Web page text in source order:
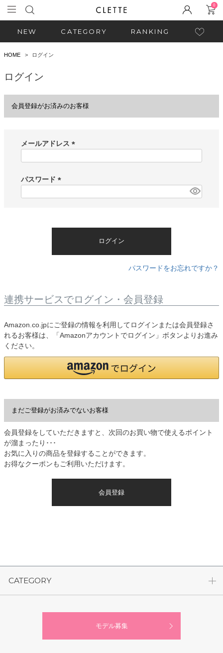
0
NEW CATEGORY RANKING
HOME ログイン
ログイン
会員登録がお済みのお客様
メールアドレス
)
パスワード
ログイン
パスワードをお忘れですか？
連携サービスでログイン・会員登録
Amazon.co.jpにご登録の情報を利用してログインまたは会員登録さ
れるお客様は、「Amazonアカウントでログイン」ボタンよりお進み
ください。
まだご登録がお済みでないお客様
会員登録をしていただきますと、次回のお買い物で使えるポイント
が溜まったり･･･
お気に入りの商品を登録することができます。
お得なクーポンもご利用いただけます。
会員登録
CATEGORY
モデル募集